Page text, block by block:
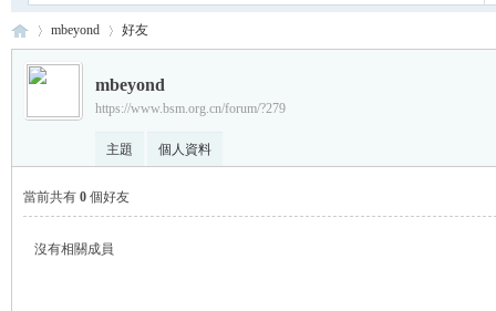
›
mbeyond 好友
mbeyond
https://www.bsm.org.cn/forum/?279
主題 個人資料
當前共有 0 個好友
沒有相關成員